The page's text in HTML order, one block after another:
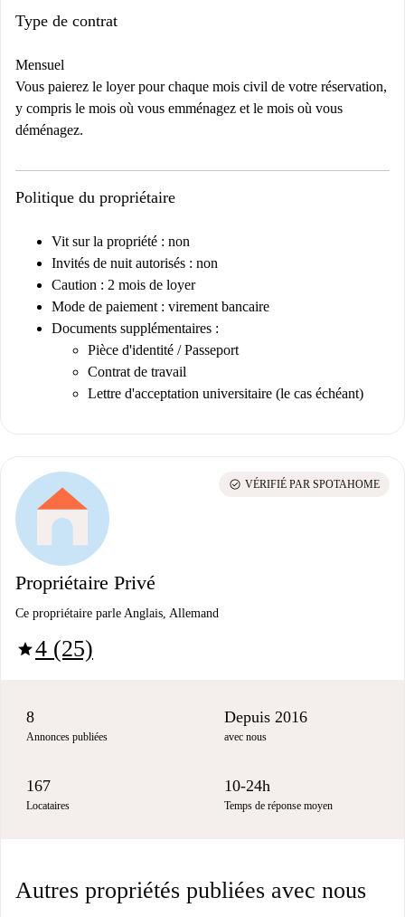
Type de contrat
Mensuel
Vous paierez le loyer pour chaque mois civil de votre réservation,
y compris le mois où vous emménagez et le mois où vous
déménagez.
Politique du propriétaire
Vit sur la propriété : non
Invités de nuit autorisés : non
Caution : 2 mois de loyer
Mode de paiement : virement bancaire
Documents supplémentaires :
Pièce d'identité / Passeport
Contrat de travail
Lettre d'acceptation universitaire (le cas échéant)
Propriétaire Privé
Ce propriétaire parle Anglais, Allemand
star4 (25)
check_circle VÉRIFIÉ PAR SPOTAHOME
8
Annonces publiées
Depuis 2016
avec nous
167
Locataires
10-24h
Temps de réponse moyen
Autres propriétés publiées avec nous